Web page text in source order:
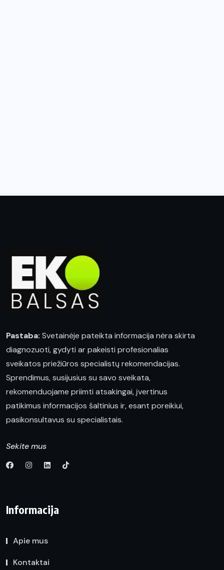
Pastaba: Svetainėje pateikta informacija nėra skirta
diagnozuoti, gydyti ar pakeisti profesionalias
sveikatos priežiūros specialistų rekomendacijas.
Sprendimus, susijusius su savo sveikata,
rekomenduojame priimti atsakingai, įvertinus
patikimus informacijos šaltinius ir, esant poreikiui,
pasikonsultavus su specialistais.
Sekite mus
Informacija
Apie mus
Kontaktai